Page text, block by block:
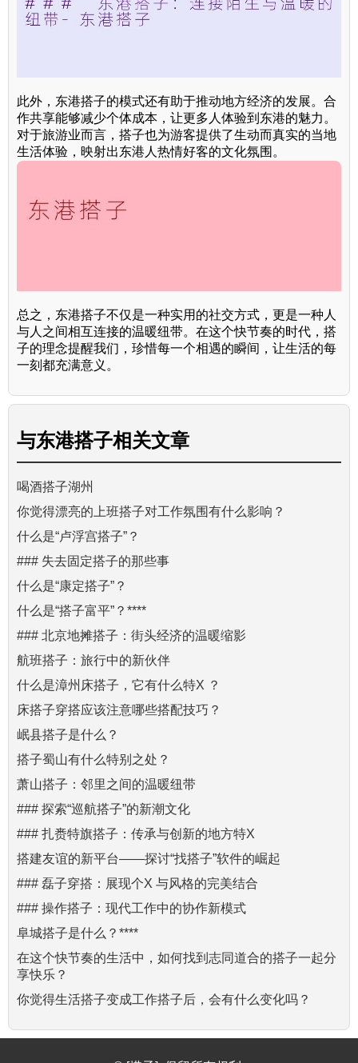
此外，东港搭子的模式还有助于推动地方经济的发展。合
作共享能够减少个体成本，让更多人体验到东港的魅力。
对于旅游业而言，搭子也为游客提供了生动而真实的当地
生活体验，映射出东港人热情好客的文化氛围。
总之，东港搭子不仅是一种实用的社交方式，更是一种人
与人之间相互连接的温暖纽带。在这个快节奏的时代，搭
子的理念提醒我们，珍惜每一个相遇的瞬间，让生活的每
一刻都充满意义。
与东港搭子相关文章
喝酒搭子湖州
你觉得漂亮的上班搭子对工作氛围有什么影响？
什么是“卢浮宫搭子”？
### 失去固定搭子的那些事
什么是“康定搭子”？
什么是“搭子富平”？****
### 北京地摊搭子：街头经济的温暖缩影
航班搭子：旅行中的新伙伴
什么是漳州床搭子，它有什么特X ？
床搭子穿搭应该注意哪些搭配技巧？
岷县搭子是什么？
搭子蜀山有什么特别之处？
萧山搭子：邻里之间的温暖纽带
### 探索“巡航搭子”的新潮文化
### 扎赉特旗搭子：传承与创新的地方特X
搭建友谊的新平台——探讨“找搭子”软件的崛起
### 磊子穿搭：展现个X 与风格的完美结合
### 操作搭子：现代工作中的协作新模式
阜城搭子是什么？****
在这个快节奏的生活中，如何找到志同道合的搭子一起分
享快乐？
你觉得生活搭子变成工作搭子后，会有什么变化吗？